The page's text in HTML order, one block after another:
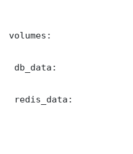
volumes:
db_data:
redis_data: